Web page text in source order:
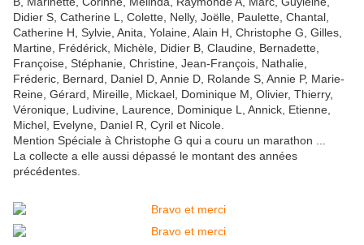
Didier S, Catherine L, Colette, Nelly, Joëlle, Paulette, Chantal,
Catherine H, Sylvie, Anita, Yolaine, Alain H, Christophe G, Gilles,
Martine, Frédérick, Michèle, Didier B, Claudine, Bernadette,
Françoise, Stéphanie, Christine, Jean-François, Nathalie,
Fréderic, Bernard, Daniel D, Annie D, Rolande S, Annie P, Marie-
Reine, Gérard, Mireille, Mickael, Dominique M, Olivier, Thierry,
Véronique, Ludivine, Laurence, Dominique L, Annick, Etienne,
Michel, Evelyne, Daniel R, Cyril et Nicole.
Mention Spéciale à Christophe G qui a couru un marathon ...
La collecte a elle aussi dépassé le montant des années
précédentes.